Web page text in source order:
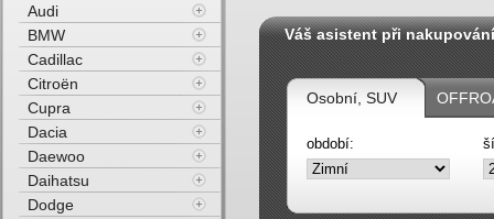
Váš asistent při nakupování
Osobní, SUV
období:
Audi
BMW
Cadillac
Citroën
Cupra
Dacia
Daewoo
Daihatsu
Dodge